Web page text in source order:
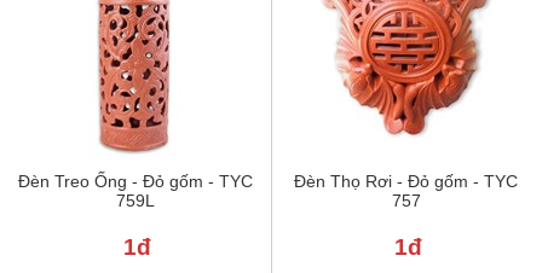
Đèn Treo Ống - Đỏ gốm - TYC
759L
1đ
Đèn Thọ Rơi - Đỏ gốm - TYC
757
1đ